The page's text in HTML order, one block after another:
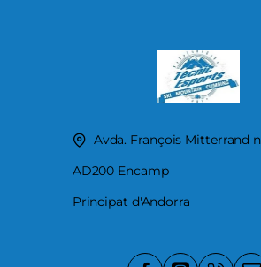
Avda. François Mitterrand
AD200 Encamp
Principat d'Andorra